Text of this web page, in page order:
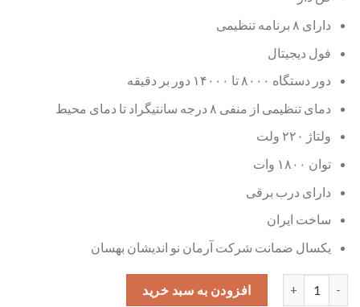
دارای ۸ برنامه تنظیمی
فول دیجیتال
دور دستگاه ۸۰۰۰ تا ۱۴۰۰۰ دور بر دقیقه
دمای تنظیمی از منفی ۸ درجه سانتیگراد تا دمای محیط
ولتاژ ۲۲۰ ولت
توان ۱۸۰۰ وات
دارای درب برقی
ساخت ایران
یکسال ضمانت شرکت آرمان نو اندیشان بهسان
سانتریفیوژ یخچالدار آزمایشگاهی بهسان مدل HB800 عدد
افزودن به سبد خرید